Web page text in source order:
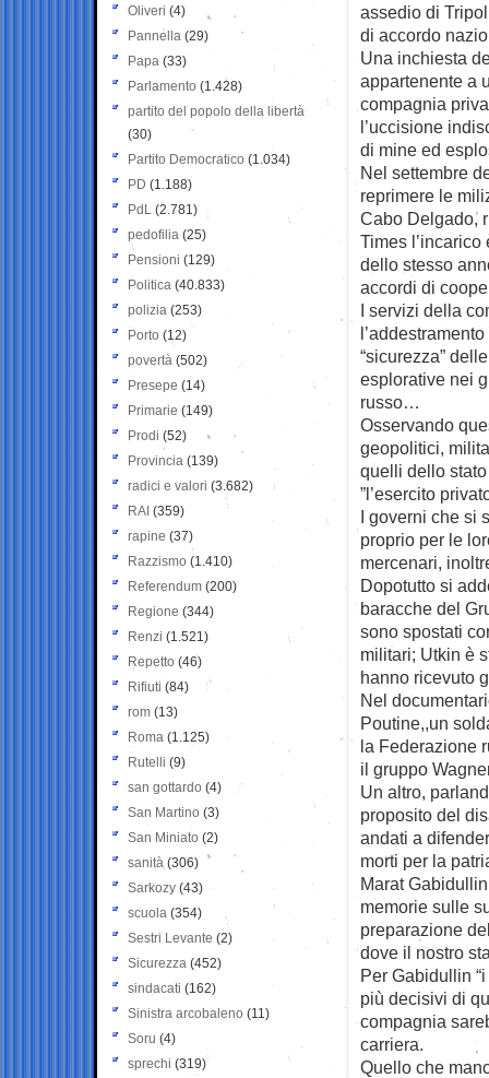
assedio di
di accordo
Una inchiesta
appartenente a
compagnia
l’uccisione
di mine ed
Nel settembre
reprimere le
Cabo Delgado,
Times
dello stesso
accordi di
I servizi della
“sicurezza”
esplorative nei
russo…
Osservando
geopolitici,
quelli dello
”l’esercito
I governi che si
proprio per le
mercenari,
Dopotutto si
baracche del
sono spostati
militari; Utkin è
hanno ricevuto
Nel
Poutine,,un
la Federazione
il gruppo
Un altro,
proposito del
andati a
morti per la
Marat
memorie sulle
preparazione
dove il nostro
Per Gabidullin
più decisivi di
compagnia
carriera.
Quello che
Oliveri (4)
Pannella (29)
Papa (33)
Parlamento (1.428)
partito del popolo della libertà
(30)
Partito Democratico (1.034)
PD (1.188)
PdL (2.781)
pedofilia (25)
Pensioni (129)
Politica (40.833)
polizia (253)
Porto (12)
povertà (502)
Presepe (14)
Primarie (149)
Prodi (52)
Provincia (139)
radici e valori (3.682)
RAI (359)
rapine (37)
Razzismo (1.410)
Referendum (200)
Regione (344)
Renzi (1.521)
Repetto (46)
Rifiuti (84)
rom (13)
Roma (1.125)
Rutelli (9)
san gottardo (4)
San Martino (3)
San Miniato (2)
sanità (306)
Sarkozy (43)
scuola (354)
Sestri Levante (2)
Sicurezza (452)
sindacati (162)
Sinistra arcobaleno (11)
Soru (4)
sprechi (319)